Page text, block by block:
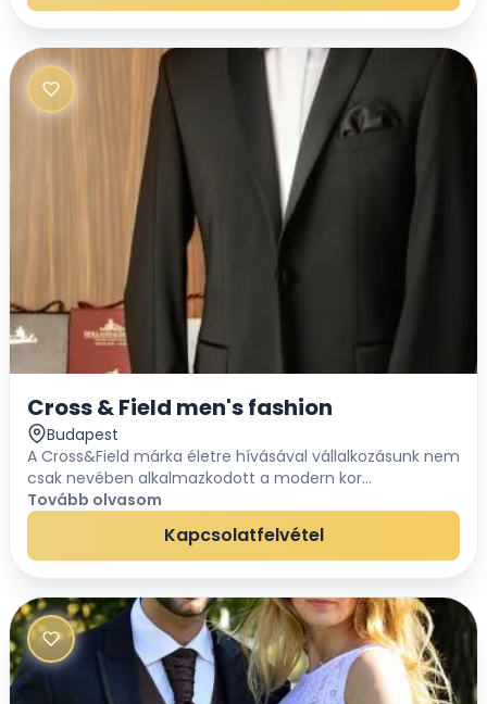
Cross & Field men's fashion
Budapest
A Cross&Field márka életre hívásával vállalkozásunk nem
csak nevében alkalmazkodott a modern kor
kívánalmaihoz, de üzletünk kínálata is igyekszik
kielégíteni napjaink komplex igényeit. A méretre szabo...
Tovább olvasom
Kapcsolatfelvétel